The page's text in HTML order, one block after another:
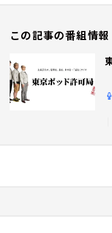
この記事の番組情報